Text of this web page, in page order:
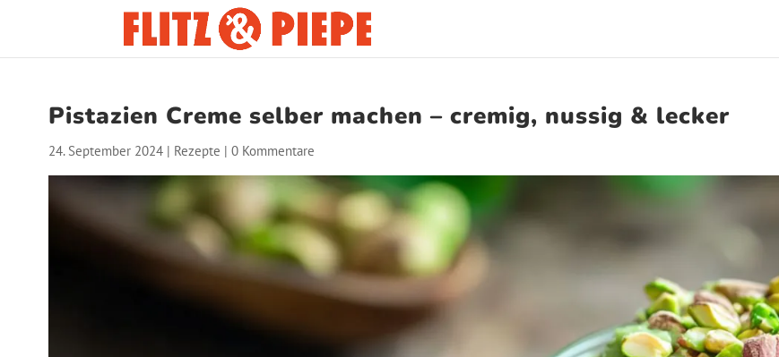
Pistazien Creme selber machen – cremig, nussig & lecker
24. September 2024| Rezepte | 0 Kommentare